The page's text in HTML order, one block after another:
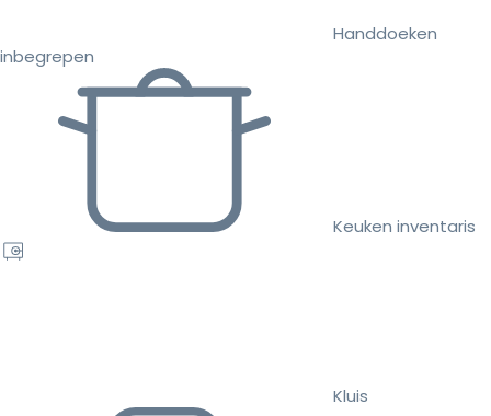
Handdoeken
inbegrepen
Keuken inventaris
Kluis